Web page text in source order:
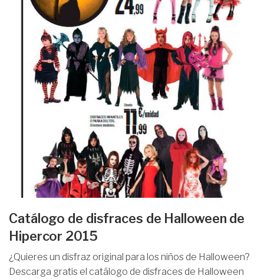
Catálogo de disfraces de Halloween de
Hipercor 2015
¿Quieres un disfraz original para los niños de Halloween?
Descarga gratis el catálogo de disfraces de Halloween